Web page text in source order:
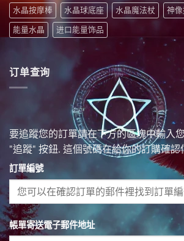
水晶按摩棒
水晶球底座 水晶魔法杖 神
能量水晶
进口能量饰品
订单查询
要追蹤您的訂單請在下方的區塊中輸入
"追蹤" 按鈕. 這個號碼在給你的訂購確認
訂單編號
帳單寄送電子郵件地址